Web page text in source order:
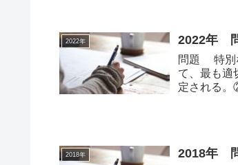
2022年 2022年
問題 特別
て、最も適
定される。
2018年 2018年